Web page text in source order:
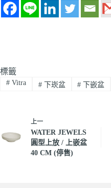
標籤
#Vitra #下崁盆 # 下嵌盆
上一
WATER JEWELS
圓型上放 / 上嵌盆
40 CM (停售)